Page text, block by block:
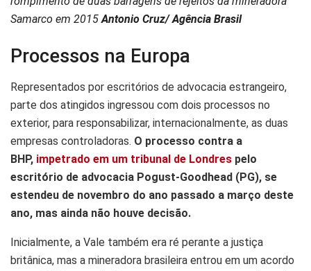
Samarco em 2015Antonio Cruz/ Agência Brasil
Processos na Europa
Representados por escritórios de advocacia estrangeiro,
parte dos atingidos ingressou com dois processos no
exterior, para responsabilizar, internacionalmente, as duas
empresas controladoras. O processo contra a
BHP, impetrado em um tribunal de Londres pelo
escritório de advocacia Pogust-Goodhead (PG), se
estendeu de novembro do ano passado a março deste
ano, mas ainda não houve decisão.
Inicialmente, a Vale também era ré perante a justiça
britânica, mas a mineradora brasileira entrou em um acordo